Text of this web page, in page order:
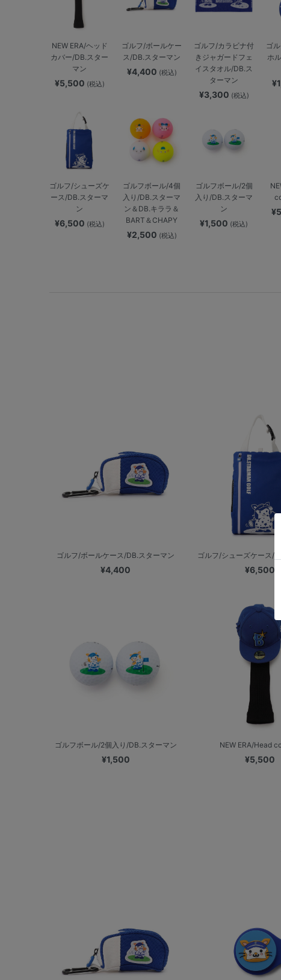
NEW ERA/ヘッド
カバー/DB.スター
マン
¥5,500 (税込)
ゴルフ/ボールケー
ス/DB.スターマン
¥4,400 (税込)
ゴルフ/カラビナ付
きジャガードフェ
イスタオル/DB.ス
ターマン
¥3,300 (税込)
ゴ
ホ
ゴルフ/シューズケ
ース/DB.スターマ
ン
¥6,500 (税込)
ゴルフボール/4個
入り/DB.スターマ
ン＆DB.キララ＆
BART＆CHAPY
¥2,500 (税込)
ゴルフボール/2個
入り/DB.スターマ
ン
¥1,500 (税込)
ゴルフ/ボールケース/DB.スターマン
¥4,400
ゴルフ/シューズケース/
¥6,500
ゴルフボール/2個入り/DB.スターマン
¥1,500
NEW ERA/Head
¥5,500